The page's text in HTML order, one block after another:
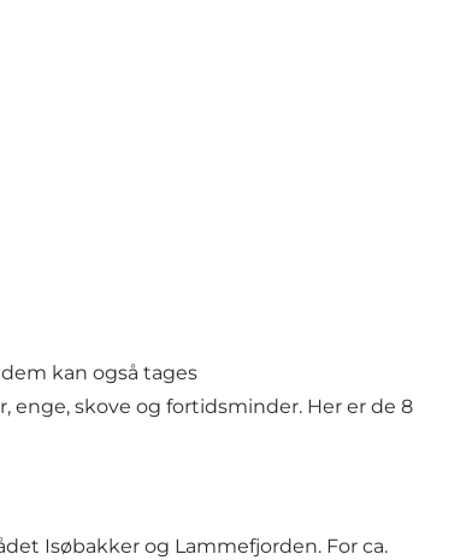
kan også tages
skove og fortidsminder. Her er de 8
Isøbakker og Lammefjorden. For ca.